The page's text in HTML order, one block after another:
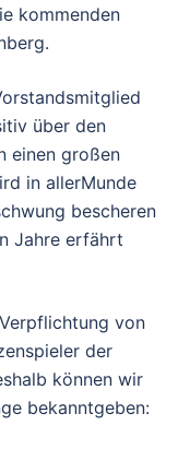
kommenden
über den
einen großen
in allerMunde
bescheren
Jahre erfährt
von
der
können wir
bekanntgeben: